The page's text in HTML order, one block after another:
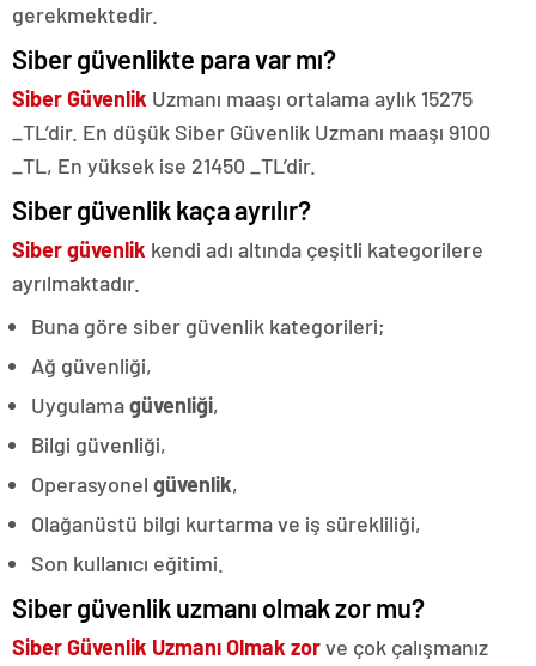
gerekmektedir.
Siber güvenlikte para var mı?
Siber Güvenlik Uzmanı maaşı ortalama aylık 15275
_TL’dir. En düşük Siber Güvenlik Uzmanı maaşı 9100
_TL, En yüksek ise 21450 _TL’dir.
Siber güvenlik kaça ayrılır?
Siber güvenlik kendi adı altında çeşitli kategorilere
ayrılmaktadır.
Buna göre siber güvenlik kategorileri;
Ağ güvenliği,
Uygulamagüvenliği,
Bilgi güvenliği,
Operasyonel güvenlik,
Olağanüstü bilgi kurtarma ve iş sürekliliği,
Son kullanıcı eğitimi.
Siber güvenlik uzmanı olmak zor mu?
Siber Güvenlik Uzmanı Olmak zorve çok çalışmanız